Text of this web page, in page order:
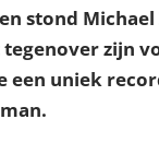
stond
zijn
een uniek